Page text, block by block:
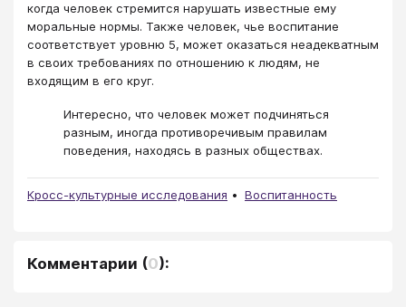
когда человек стремится нарушать известные ему
моральные нормы. Также человек, чье воспитание
соответствует уровню 5, может оказаться неадекватным
в своих требованиях по отношению к людям, не
входящим в его круг.
Интересно, что человек может подчиняться
разным, иногда противоречивым правилам
поведения, находясь в разных обществах.
Кросс-культурные исследования Воспитанность
Комментарии (0):